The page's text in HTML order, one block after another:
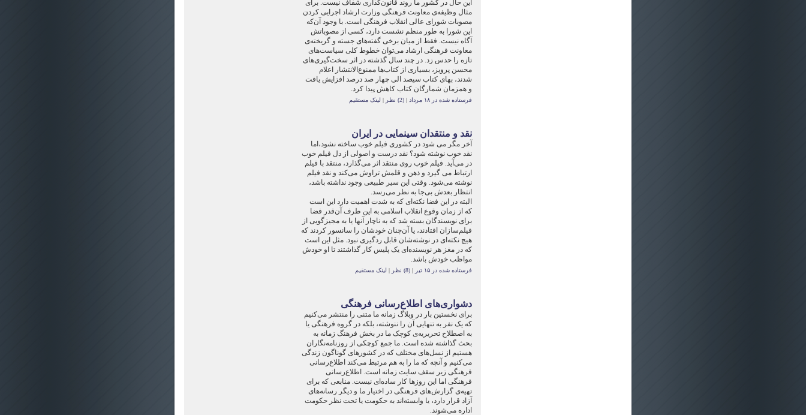
این حال در کشور ما روند قانون‌گذاری شفاف نیست. برای
مثال وظیفه‌ی معاونت‌ فرهنگی وزارت ارشاد اجرایی کردن
مصوبات شورای عالی انقلاب فرهنگی است. با وجود آن‌که
این شورا به طور منظم نشست دارد، کسی از مصوباتش
آگاه نیست. فقط از میان برخی گفته‌های جسته و گریخته‌ی
معاونت فرهنگی ارشاد می‌توان خطوط کلی سیاست‌های
تازه را حدس زد. در چند سال گذشته در اثر سخت‌گیری‌های
محسن پرویز، بسیاری از کتاب‌ها ممنوع‌الانتشار اعلام
شدند، بهای کتاب سیصد الی چهار صد درصد افزایش یافت
و همزمان شمارگان کتاب کاهش پیدا کرد.
فرستاده شده در ۱۸ مرداد |(2) نظر | لینک مستقیم
نقد و منتقدان سینمایی در ایران
آخر مگر می شود در کشوری فیلم خوب ساخته نشود،اما
نقد خوب نوشته شود؟ نقد درست و اصولی از دل فیلم خوب
در می‌آید. فیلم خوب روی منتقد اثر می‌گذارد، منتقد با فیلم
ارتباط می گیرد و ذهن و قلمش تراوش می‌کند و نقد فیلم
نوشته می‌شود. وقتی این سیر طبیعی وجود نداشته باشد،
انتظار بعدش بی‌جا به نظر می‌رسد.
البته در این فضا نکته‌ای که به شدت اهمیت دارد این است
که از زمان وقوع انقلاب اسلامی به این طرف آن‌قدر فضا
برای نویسندگان بسته شد که به ناچار آنها یا به مجیز‌گویی از
فیلم‌سازان افتادند، یا آن‌چنان خودشان را سانسور کردند که
هیچ نکته‌ای در نوشته‌شان قابل ردگیری نبود. مثل این است
که در مغز هر نویسنده‌ای یک پلیس کار گذاشتند تا او خودش
مواظب خودش باشد.
فرستاده شده در ۱۵ تیر |(8) نظر | لینک مستقیم
دشواری‌های اطلاع‌رسانی فرهنگی
برای نخستین بار در وبلاگ زمانه ما متنی را منتشر می‌کنیم
که یک نفر به تنهایی آن را ننوشته، بلکه در گروه فرهنگی یا
به اصطلاح تحریریه‌ی کوچک ما در بخش فرهنگ زمانه به
بحث گذاشته شده است. ما جمع کوچکی از روزنامه‌نگاران
هستیم از نسل‌های مختلف که در کشورهای گوناگون زندگی
می‌کنیم و آنچه که ما را به هم مرتبط می‌کند اطلاع‌رسانی
فرهنگی زیر سقف سایت زمانه است. اطلاع‌رسانی
فرهنگی اما این روزها کار ساده‌ای نیست. منابعی که برای
تهیه‌ی گزارش‌های فرهنگی در اختیار ما و دیگر رسانه‌های
آزاد قرار دارد، یا وابسته‌اند به حکومت یا تحت نظر حکومت
اداره می‌شوند.